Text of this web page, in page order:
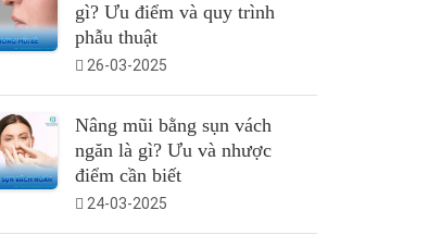
gì? Ưu điểm và quy trình
phẫu thuật
26-03-2025
Nâng mũi bằng sụn vách
ngăn là gì? Ưu và nhược
điểm cần biết
24-03-2025